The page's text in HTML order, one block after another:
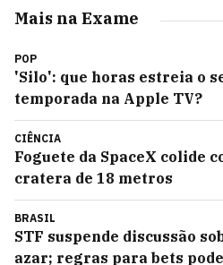
Mais na Exame
POP
'Silo': que horas estreia o
temporada na Apple TV?
CIÊNCIA
Foguete da SpaceX colide
cratera de 18 metros
BRASIL
STF suspende discussão
azar; regras para bets